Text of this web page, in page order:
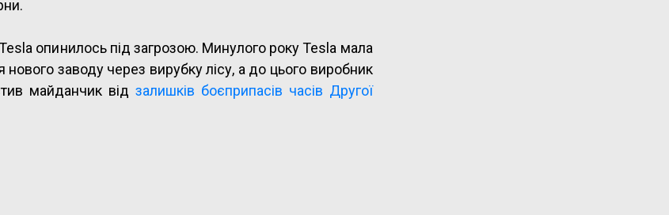
опинилось під загрозою. Минулого року Tesla мала
нового заводу через вирубку лісу, а до цього виробник
майданчик від залишків боєприпасів часів Другої